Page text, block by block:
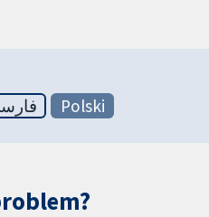
Polski